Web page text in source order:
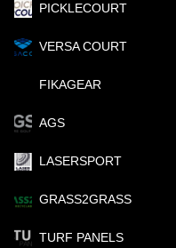
PICKLECOURT
VERSA COURT
FIKAGEAR
AGS
LASERSPORT
GRASS2GRASS
TURF PANELS